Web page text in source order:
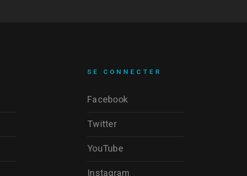
SE CONNECTER
Facebook
Twitter
YouTube
Instagram